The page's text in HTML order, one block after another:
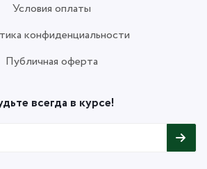
Условия оплаты
конфиденциальности
Публичная оферта
всегда в курсе!